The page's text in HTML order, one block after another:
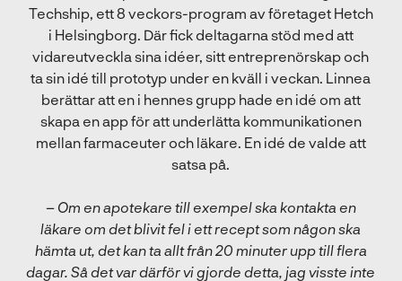
Techship, ett 8 veckors-program av företaget Hetch
i Helsingborg. Där fick deltagarna stöd med att
vidareutveckla sina idéer, sitt entreprenörskap och
ta sin idé till prototyp under en kväll i veckan. Linnea
berättar att en i hennes grupp hade en idé om att
skapa en app för att underlätta kommunikationen
mellan farmaceuter och läkare. En idé de valde att
satsa på.
– Om en apotekare till exempel ska kontakta en
läkare om det blivit fel i ett recept som någon ska
hämta ut, det kan ta allt från 20 minuter upp till flera
dagar. Så det var därför vi gjorde detta, jag visste inte